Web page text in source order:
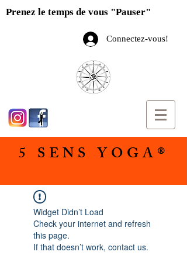
Prenez le temps de vous "Pauser"
Connectez-vous!
5 SENS YOGA®
Widget Didn’t Load
Check your internet and refresh
this page.
If that doesn’t work, contact us.